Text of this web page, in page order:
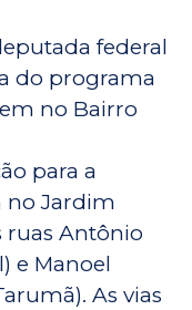
federal
do programa
no Bairro
para a
no Jardim
ruas Antônio
e Manoel
As vias